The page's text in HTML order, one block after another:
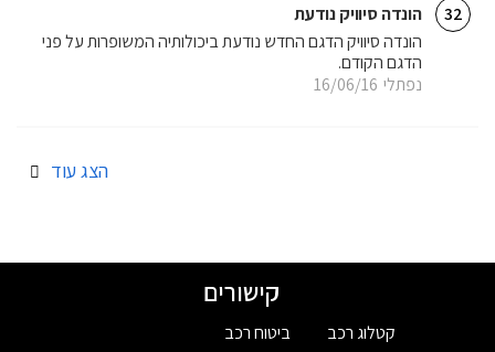
32 הונדה סיוויק נודעת
נפתלי 16/06/16
הונדה סיוויק הדגם החדש נודעת ביכולותיה המשופרות על פני
הדגם הקודם.
הצג עוד
קישורים
קטלוג רכב
ביטוח רכב